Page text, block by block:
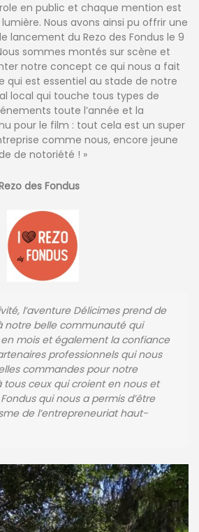
en public et chaque mention est
Nous avons ainsi pu offrir une
lancement du Rezo des Fondus le 9
sommes montés sur scène et
notre concept ce qui nous a fait
qui est essentiel au stade de notre
local qui touche tous types de
toute l’année et la
pour le film : tout cela est un super
comme nous, encore jeune
de notoriété ! »
des Fondus
l’aventure Délicimes prend de
notre belle communauté qui
en mois et également la confiance
professionnels qui nous
commandes pour notre
tous ceux qui croient en nous et
qui nous a permis d’être
de l’entrepreneuriat haut-